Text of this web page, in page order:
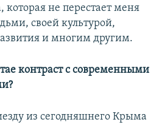
которая не перестает меня
своей культурой,
и многим другим.
контраст с современными
из сегодняшнего Крыма